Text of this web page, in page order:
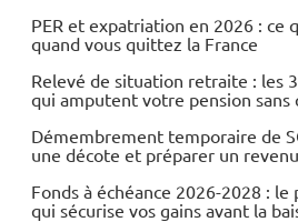
PER et expatriation en 2026 : ce
quand vous quittez la France
Relevé de situation retraite : les
qui amputent votre pension sans
Démembrement temporaire de
une décote et préparer un
Fonds à échéance 2026-2028 :
qui sécurise vos gains avant la